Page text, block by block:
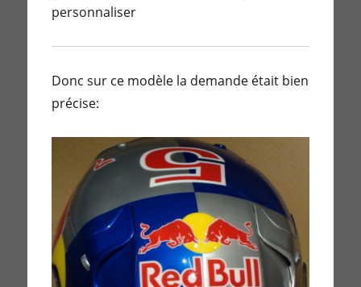
personnaliser
Donc sur ce modèle la demande était bien
précise: